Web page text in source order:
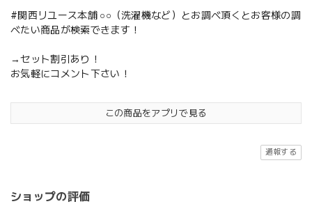
#関西リユース本舗 ○○（洗濯機など）とお調べ頂くとお客様の調
べたい商品が検索できます！
→セット割引あり！
お気軽にコメント下さい！
この商品をアプリで見る
通報する
ショップの評価